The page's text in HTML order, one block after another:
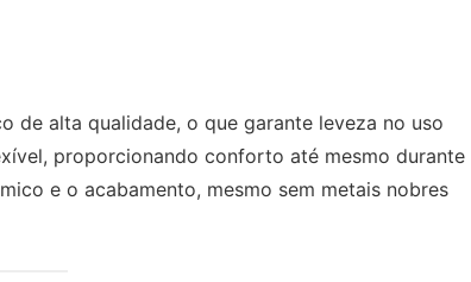
de alta qualidade, o que garante leveza no uso
proporcionando conforto até mesmo durante
e o acabamento, mesmo sem metais nobres